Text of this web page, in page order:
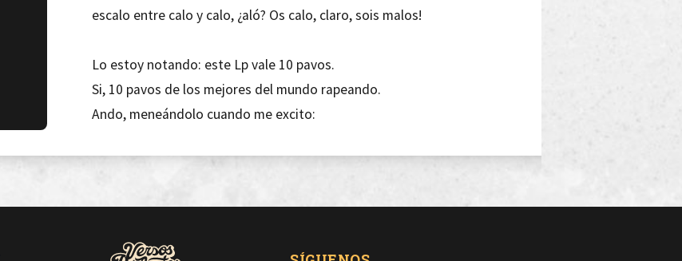
escalo entre calo y calo, ¿aló? Os calo, claro, sois malos!
Lo estoy notando: este Lp vale 10 pavos.
Si, 10 pavos de los mejores del mundo rapeando.
Ando, meneándolo cuando me excito:
acoplo rimas triples, en un plis te hacen ¡plas! Y no te cobro un plus!